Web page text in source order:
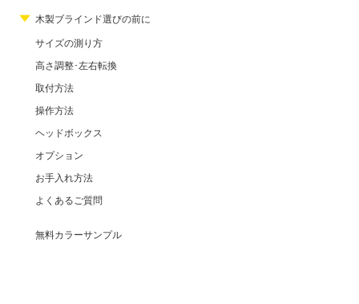
木製ブラインド選びの前に
サイズの測り方
高さ調整･左右転換
取付方法
操作方法
ヘッドボックス
オプション
お手入れ方法
よくあるご質問
無料カラーサンプル